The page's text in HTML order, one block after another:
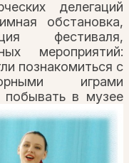
делегаций
обстановка,
фестиваля,
мероприятий:
познакомиться с
играми
побывать в музее